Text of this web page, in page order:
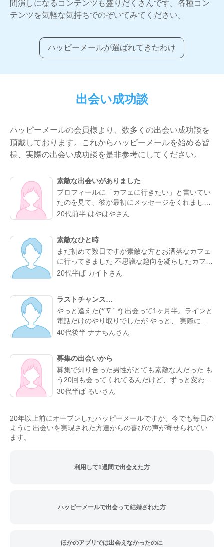
間潰しになるコンテンツも盛りだくさんです。各種コン
テンツを気軽な気持ちでのぞいてみてください。
ハッピーメールが選ばれてきたわけ
出会い成功談
ハッピーメールの会員様より、数多くの出会い成功談を
頂戴しております。これからハッピーメールを始める皆
様、実際の出会い成功談を是非参考にしてください。
素敵な出会いがありました
プロフィールに「カフェに行きたい」と書いてい
たのを見て、彼が最初にメッセージをくれまし
た。やり取りしていく中で、彼がよく行くらしい
で、私的には今までになくメッセージが盛り上が
り嬉しかったです。 カフェに誘ってもらい、実際
にお会いするととっても話しやすくて、時間があ
っという間。 少し年上でしたが、気を使わずに話
たら、思わずドキドキしました。 成功談でいいの
か…まだどうなるかはわからないけど、出会えて
よかったと思える人になりました。
20代前半 はやはやさん
素敵なひと時
まだ初めて数日ですが素敵な方とお洒落なカフェ
に行ってきました 不思議な趣向を凝らしたカフェ
で過ごす時間はとてもリラックスできました 真面
20代半ば カイトさん
ラストチャンス…
やっと逢えた(*´∇｀*) 出会って1ヶ月半。ラインと
電話だけのやり取りでしたが やっと、 実際に会
うことが叶った。 お互い会うことは諦めていまし
方でした。 ホント、大切にしたいと思った。 ま
た会う約束もできた。 こんな僕と… ありがとう(*
´∇｀*)
40代後半 ナナちんさん
募集の出会いから
募集で知り合った男性がとても素敵な人だった も
う20回も会ってくれてるんだけど、ずっと変わら
ず紳士的に癒してくれる。仕事の協力もしてくれ
思わなかったな…
30代半ば るいさん
20年以上前にオープンしたハッピーメールですが、今でも毎日の
ように 出会いを実現された方達からの喜びの声が寄せられてい
ます。
利用して1週間で出会えた方
ハッピーメールで出会って結婚された方
ほかのアプリでは出会えなかったのに